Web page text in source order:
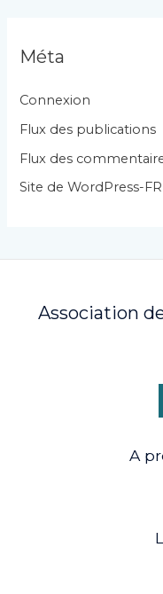
g
r
i
e
Méta
Connexion
Flux des publications
Flux des
Site de WordPress-FR
Association
A